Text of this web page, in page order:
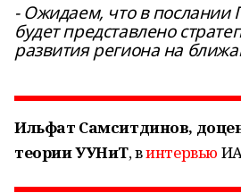
- Ожидаем, что в послании
будет представлено
развития региона на
Ильфат Самситдинов,
теории УУНиТ, винтервью